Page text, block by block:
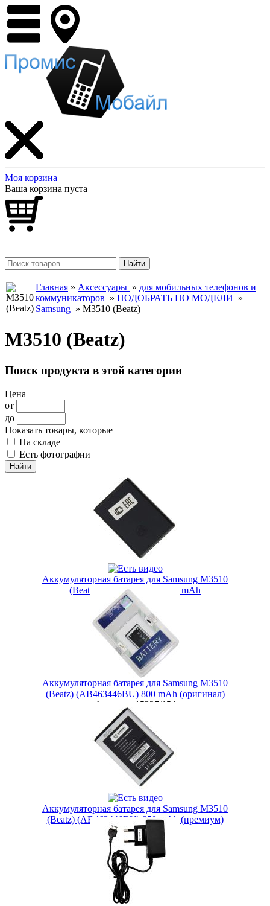
Моя корзина
Ваша корзина пуста
Главная » Аксессуары » для мобильных телефонов и
коммуникаторов » ПОДОБРАТЬ ПО МОДЕЛИ »
Samsung » M3510 (Beatz)
M3510 (Beatz)
Поиск продукта в этой категории
Цена
от
до
Показать товары, которые
На складе
Есть фотографии
Аккумуляторная батарея для Samsung M3510
(Beatz) (AB463446BU) 800 mAh
Артикул: 44126/154
399 руб.
Наличие:ЕСТЬ
Купить в 1 клик
Аккумуляторная батарея для Samsung M3510
(Beatz) (AB463446BU) 800 mAh (оригинал)
Артикул:
15227/154
499 руб.
Наличие: ЕСТЬ
Купить в 1 клик
Аккумуляторная батарея для Samsung M3510
(Beatz) (AB463446BU) 850 mAh (премиум)
Артикул: 15480/57
449 руб.
Наличие:
ЕСТЬ
Купить в 1 клик